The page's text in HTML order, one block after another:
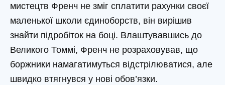
мистецтв Френч не зміг сплатити рахунки своєї
маленької школи єдиноборств, він вирішив
знайти підробіток на боці. Влаштувавшись до
Великого Томмі, Френч не розраховував, що
боржники намагатимуться відстрілюватися, але
швидко втягнувся у нові обов’язки.